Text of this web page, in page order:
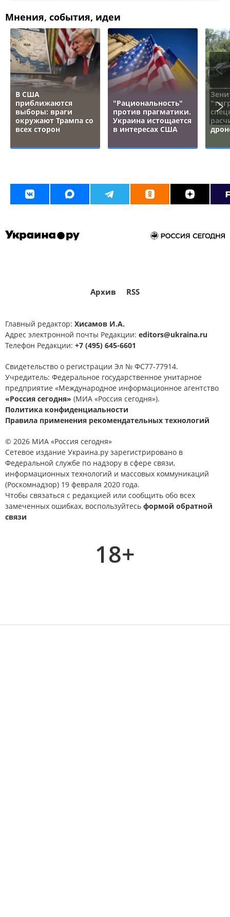
Мнения, события, идеи
В США
приближаются
выборы: враги
окружают Трампа со
всех сторон
"Рациональность"
против прагматики.
Украина истощается
в интересах США
Архив RSS
Главный редактор: Хисамов И.А.
Адрес электронной почты Редакции: editors@ukraina.ru
Телефон Редакции: +7 (495) 645-6601
Свидетельство о регистрации Эл № ФС77-77914.
Учредитель: Федеральное государственное унитарное
предприятие «Международное информационное агентство
«Россия сегодня» (МИА «Россия сегодня»).
Политика конфиденциальности
Правила применения рекомендательных технологий
© 2026 МИА «Россия сегодня»
Сетевое издание Украина.ру зарегистрировано в
Федеральной службе по надзору в сфере связи,
информационных технологий и массовых коммуникаций
(Роскомнадзор) 19 февраля 2020 года.
Чтобы связаться с редакцией или сообщить обо всех
замеченных ошибках, воспользуйтесь формой обратной
связи
18+